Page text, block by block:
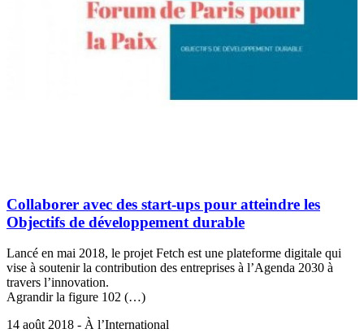
Collaborer avec des start-ups pour atteindre les
Objectifs de développement durable
Lancé en mai 2018, le projet Fetch est une plateforme digitale qui
vise à soutenir la contribution des entreprises à l’Agenda 2030 à
travers l’innovation.
Agrandir la figure 102 (…)
14 août 2018 - À l’International